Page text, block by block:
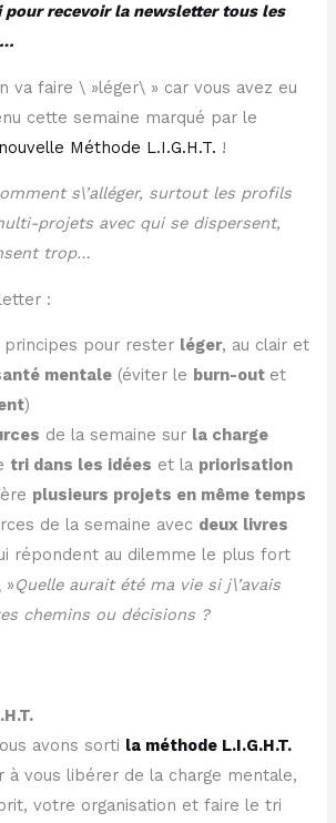
pour recevoir la newsletter tous les
va faire \ »léger\ » car vous avez eu
cette semaine marqué par le
Méthode L.I.G.H.T.​ !
s\’alléger, surtout les profils
projets avec qui se dispersent,
trop…
:
principes pour rester léger, au clair et
mentale (éviter le burn-out et
)
de la semaine sur la charge
tri dans les idées et la priorisation
plusieurs projets en même temps
de la semaine avec deux livres
répondent au dilemme le plus fort
»Quelle aurait été ma vie si j\’avais
chemins ou décisions ?
avons sorti la méthode L.I.G.H.T.
à vous libérer de la charge mentale,
votre organisation et faire le tri